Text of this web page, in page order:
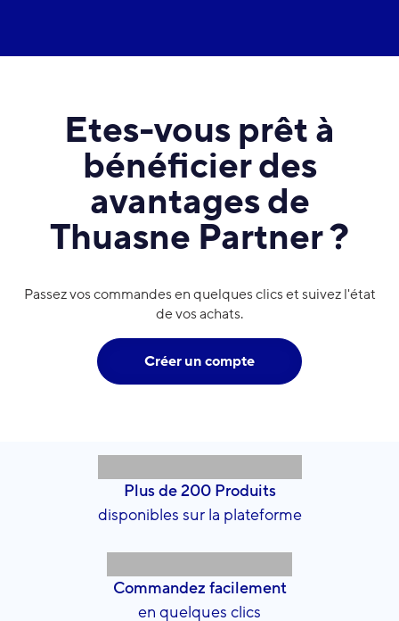
Etes-vous prêt à
bénéficier des
avantages de
Thuasne Partner ?
Passez vos commandes en quelques clics et suivez l'état
de vos achats.
Créer un compte
Plus de 200 Produits
disponibles sur la plateforme
Commandez facilement
en quelques clics